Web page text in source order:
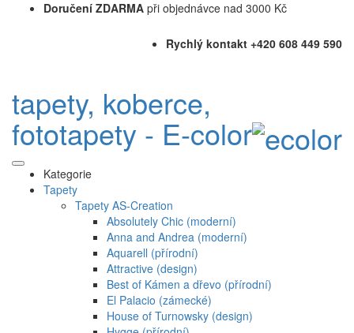
Doručení ZDARMA při objednávce nad 3000 Kč
Rychlý kontakt +420 608 449 590
tapety, koberce,
fototapety - E-color
Kategorie
Tapety
Tapety AS-Creation
Absolutely Chic (moderní)
Anna and Andrea (moderní)
Aquarell (přírodní)
Attractive (design)
Best of Kámen a dřevo (přírodní)
El Palacio (zámecké)
House of Turnowsky (design)